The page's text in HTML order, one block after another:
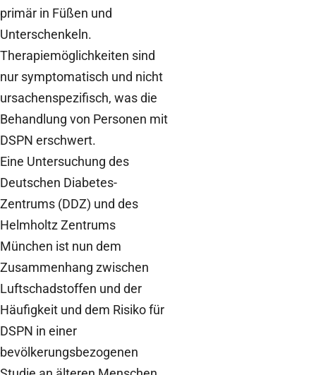
primär in Füßen und
Unterschenkeln.
Therapiemöglichkeiten sind
nur symptomatisch und nicht
ursachenspezifisch, was die
Behandlung von Personen mit
DSPN erschwert.
Eine Untersuchung des
Deutschen Diabetes-
Zentrums (DDZ) und des
Helmholtz Zentrums
München ist nun dem
Zusammenhang zwischen
Luftschadstoffen und der
Häufigkeit und dem Risiko für
DSPN in einer
bevölkerungsbezogenen